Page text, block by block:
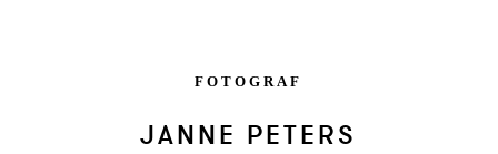
FOTOGRAF
JANNE PETERS